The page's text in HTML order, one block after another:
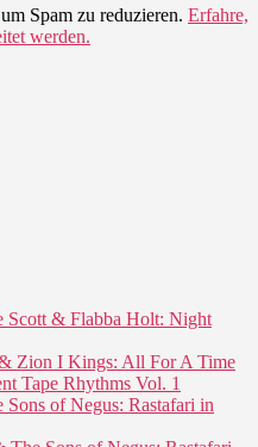
Spam zu reduzieren. Erfahre,
werden.
Scott & Flabba Holt: Night
& Zion I Kings: All For A Time
Tape Rhythms Vol. 1
of Negus: Rastafari in